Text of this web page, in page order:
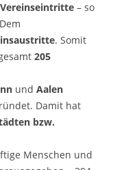
– so
. Somit
205
und Aalen
Damit hat
bzw.
Menschen und